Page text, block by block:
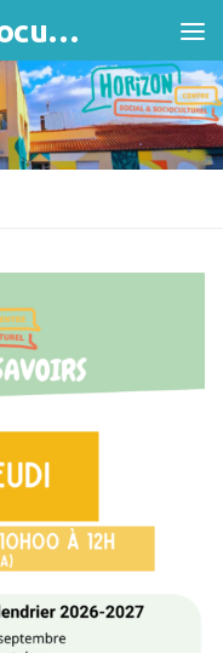
Centre Social et Socioculturel Horizon